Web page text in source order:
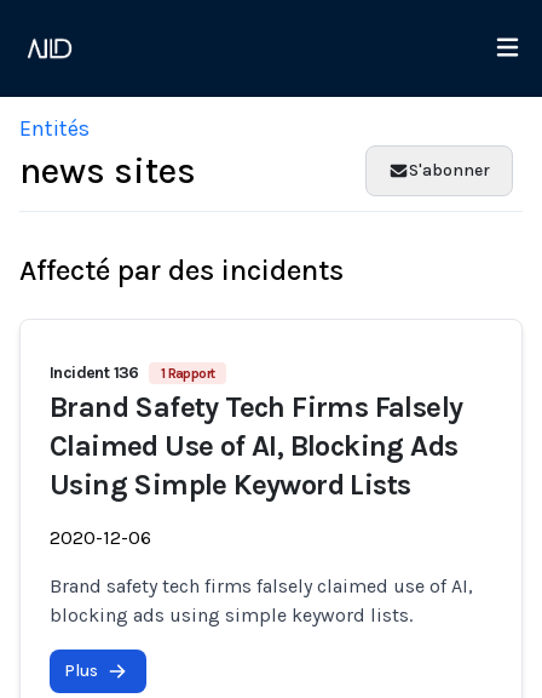
Entités
news sites S'abonner
Affecté par des incidents
Incident 136 1 Rapport
Brand Safety Tech Firms Falsely
Claimed Use of AI, Blocking Ads
Using Simple Keyword Lists
2020-12-06
Brand safety tech firms falsely claimed use of AI,
blocking ads using simple keyword lists.
Plus